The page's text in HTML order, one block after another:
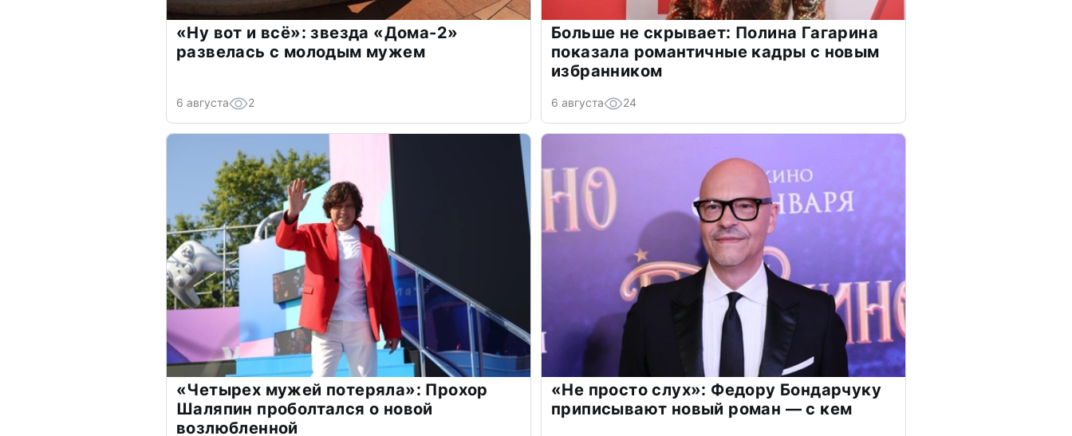
«Ну вот и всё»: звезда «Дома-2»
развелась с молодым мужем
6 августа 2
Больше не скрывает: Полина Гагарина
показала романтичные кадры с новым
избранником
6 августа 24
«Четырех мужей потеряла»: Прохор
Шаляпин проболтался о новой
возлюбленной
«Не просто слух»: Федору Бондарчуку
приписывают новый роман — с кем